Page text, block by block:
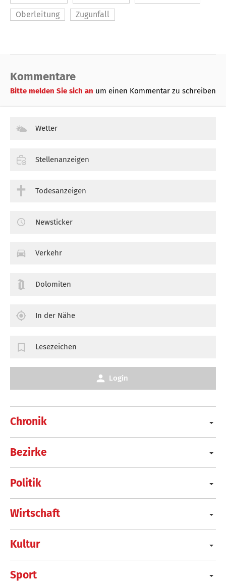
Oberleitung
Zugunfall
Kommentare
Bitte melden Sie sich an um einen Kommentar zu schreiben
Chronik
Bezirke
Politik
Wirtschaft
Kultur
Sport
Wetter
Stellenanzeigen
Todesanzeigen
Newsticker
Verkehr
Dolomiten
In der Nähe
Lesezeichen
Login